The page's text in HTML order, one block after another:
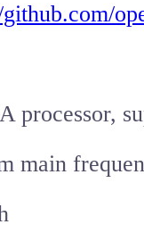
processor,
main